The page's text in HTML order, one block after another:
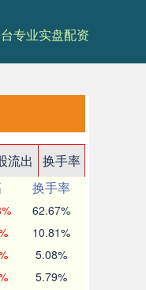
专业实盘配资
流出
换手率
换手率
62.67%
10.81%
5.08%
5.79%